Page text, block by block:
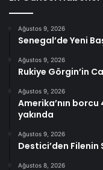
Ağustos 9, 2026
Senegal’de Yeni
Ağustos 9, 2026
Rukiye Görgin’in
Ağustos 9, 2026
Amerika’nın
yakında
Ağustos 9, 2026
Destici’den Filenin
Ağustos 8, 2026